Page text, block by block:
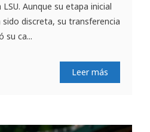
Aunque su etapa inicial
discreta, su transferencia
su ca...
Leer más